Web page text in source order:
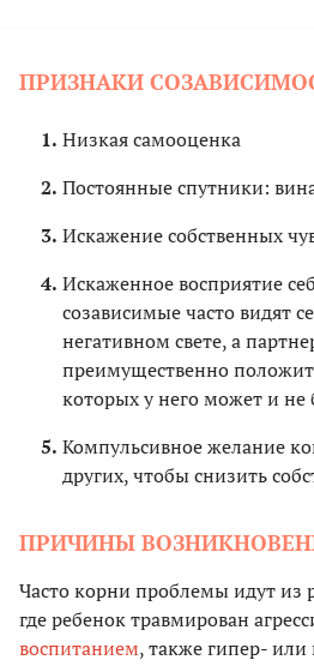
ПРИЗНАКИ
Низкая самооценка
Постоянные спутники:
Искажение собственных
Искаженное восприятие
созависимые часто видят
негативном свете, а
преимущественно
которых у него может и не
Компульсивное желание
других, чтобы снизить
ПРИЧИНЫ
Часто корни проблемы идут из
где ребенок травмирован
воспитанием, также гипер-